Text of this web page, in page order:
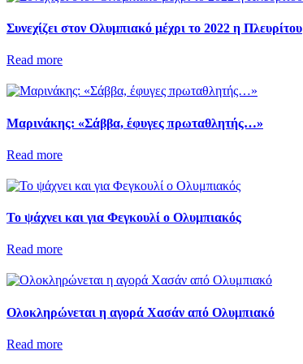
Συνεχίζει στον Ολυμπιακό μέχρι το 2022 η Πλευρίτου
Read more
Μαρινάκης: «Σάββα, έφυγες πρωταθλητής…»
Read more
Το ψάχνει και για Φεγκουλί ο Ολυμπιακός
Read more
Ολοκληρώνεται η αγορά Χασάν από Ολυμπιακό
Read more